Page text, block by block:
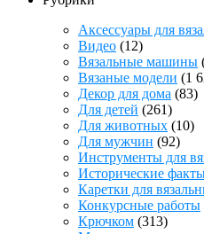
Аксессуары для
Видео (12)
Вязальные машины
Вязаные модели (1
Декор для дома (83)
Для детей (261)
Для животных (10)
Для мужчин (92)
Инструменты для
Исторические
Каретки для
Конкурсные работы
Крючком (313)